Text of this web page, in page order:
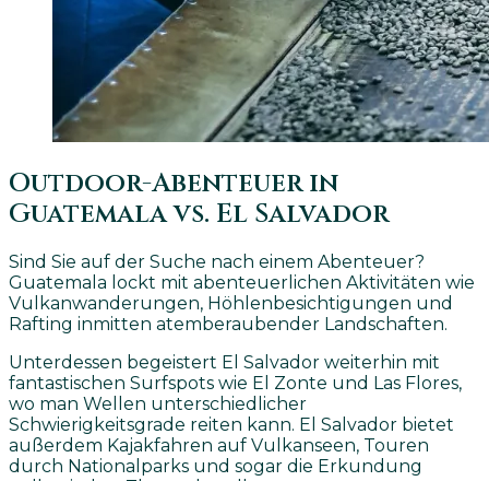
Outdoor-Abenteuer in
Guatemala vs. El Salvador
Sind Sie auf der Suche nach einem Abenteuer?
Guatemala lockt mit abenteuerlichen Aktivitäten wie
Vulkanwanderungen, Höhlenbesichtigungen und
Rafting inmitten atemberaubender Landschaften.
Unterdessen begeistert El Salvador weiterhin mit
fantastischen Surfspots wie El Zonte und Las Flores,
wo man Wellen unterschiedlicher
Schwierigkeitsgrade reiten kann. El Salvador bietet
außerdem Kajakfahren auf Vulkanseen, Touren
durch Nationalparks und sogar die Erkundung